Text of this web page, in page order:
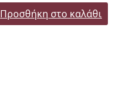
Προσθήκη στο καλάθι